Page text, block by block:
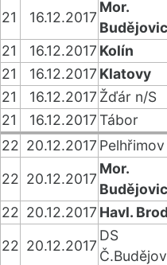
21 16.12.2017
Mor.
21
16.12.2017 Kolín
21
16.12.2017 Klatovy
21
16.12.2017 Žďár n/S
21
16.12.2017Tábor
22 20.12.2017 Pelhřimov
22 20.12.2017
Mor.
22 20.12.2017 Havl. Brod
22 20.12.2017
DS